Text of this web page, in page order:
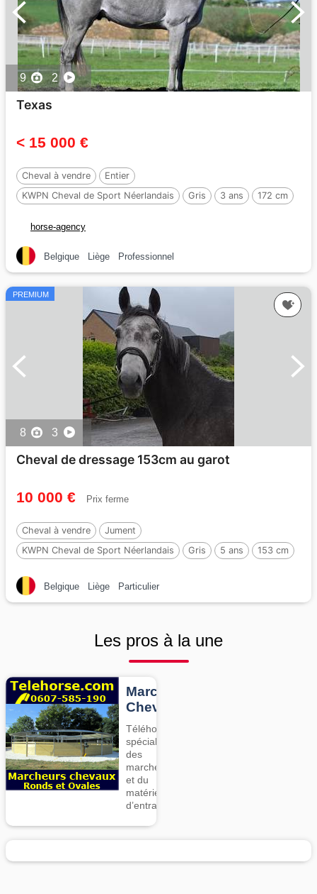
9 2
Texas
< 15 000 €
Cheval à vendre
Entier
KWPN Cheval de Sport Néerlandais
Gris 3 ans
172 cm
horse-agency
Belgique Liège Professionnel
PREMIUM
8 3
Cheval de dressage 153cm au garot
10 000 € Prix ferme
Cheval à vendre
Jument
KWPN Cheval de Sport Néerlandais
Gris 5 ans
153 cm
Belgique
Liège Particulier
Les pros à la une
Marcheurs
Chevaux
Téléhorse,
spécialiste
des
marcheurs
et du
matériel
d’entrainement